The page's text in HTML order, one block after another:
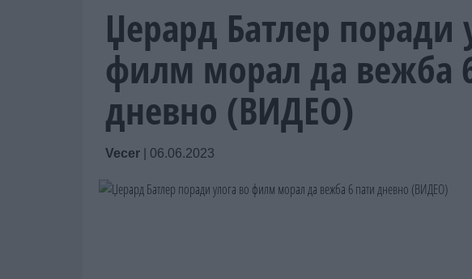
Џерард Батлер поради
филм морал да вежба
дневно (ВИДЕО)
Vecer 06.06.2023